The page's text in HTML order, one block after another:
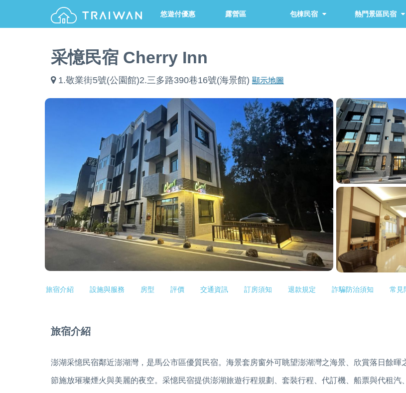
悠遊付優惠 露營區 包棟民宿 熱門景區民宿
采憶民宿 Cherry Inn
1.敬業街5號(公園館)2.三多路390巷16號(海景館) 顯示地圖
旅宿介紹 設施與服務 房型 評價 交通資訊 訂房須知 退款規定 詐騙防治須知 常見
旅宿介紹
澎湖采憶民宿鄰近澎湖灣，是馬公市區優質民宿。海景套房窗外可眺望澎湖灣之海景、欣賞落日餘暉
節施放璀璨煙火與美麗的夜空。采憶民宿提供澎湖旅遊行程規劃、套裝行程、代訂機、船票與代租汽